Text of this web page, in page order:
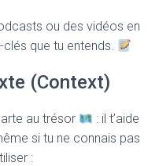
ou des vidéos en
que tu entends.
(Context)
au trésor
: il t’aide
si tu ne connais pas
: